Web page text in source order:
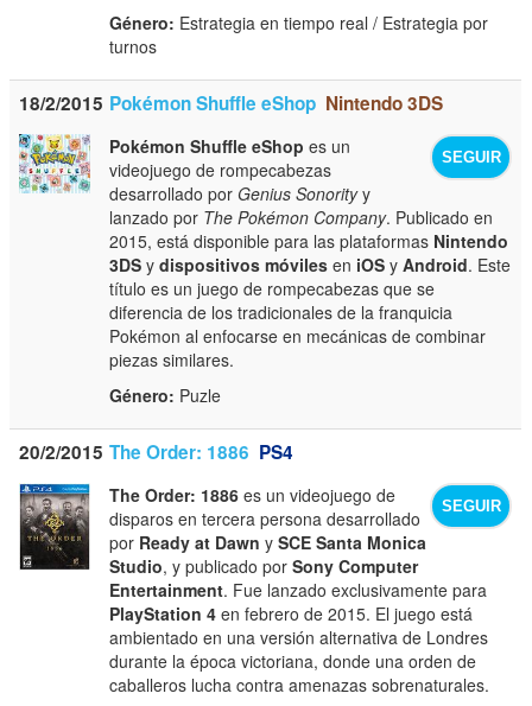
Género: Estrategia en tiempo real / Estrategia por
turnos
18/2/2015 Pokémon Shuffle eShop Nintendo 3DS
SEGUIR
Pokémon Shuffle eShop es un
videojuego de rompecabezas
desarrollado porGenius Sonorityy
lanzado por The Pokémon Company. Publicado en
2015, está disponible para las plataformas Nintendo
3DS ydispositivos móviles en iOS yAndroid. Este
título es un juego de rompecabezas que se
diferencia de los tradicionales de la franquicia
Pokémon al enfocarse en mecánicas de combinar
piezas similares.
Género: Puzle
20/2/2015 The Order: 1886 PS4
SEGUIR
The Order: 1886 es un videojuego de
disparos en tercera persona desarrollado
por Ready at Dawn ySCE Santa Monica
Studio, y publicado porSony Computer
Entertainment. Fue lanzado exclusivamente para
PlayStation 4 en febrero de 2015. El juego está
ambientado en una versión alternativa de Londres
durante la época victoriana, donde una orden de
caballeros lucha contra amenazas sobrenaturales.